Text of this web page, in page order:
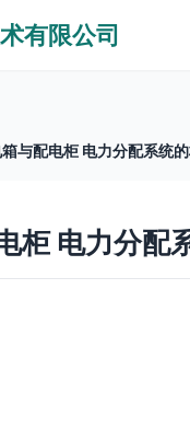
有限公司
与配电柜 电力分配系统
柜 电力分配